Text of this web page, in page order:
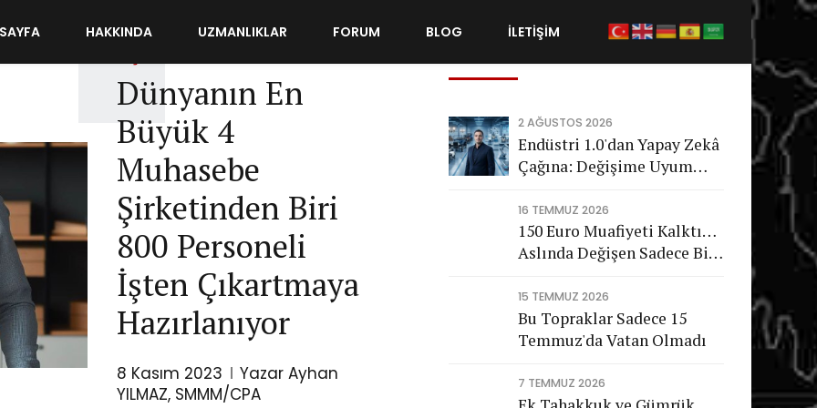
HAKKINDA UZMANLIKLAR FORUM BLOG İLETİŞİM
Dünyanın En
Büyük 4
Muhasebe
Şirketinden Biri
800 Personeli
İşten Çıkartmaya
Hazırlanıyor
8 Kasım 2023
Yazar Ayhan
YILMAZ, SMMM/CPA
Son Gönderiler
2 AĞUSTOS 2026
Endüstri 1.0'dan Yapay Zekâ
Çağına: Değişime Uyum
Nasıl Bir Gelecek Bekliyor?
16 TEMMUZ 2026
150 Euro Muafiyeti Kalktı…
Aslında Değişen Sadece Bir
15 TEMMUZ 2026
Bu Topraklar Sadece 15
Temmuz'da Vatan Olmadı
7 TEMMUZ 2026